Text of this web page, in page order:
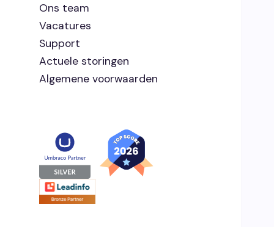
Ons team
Vacatures
Support
Actuele storingen
Algemene voorwaarden